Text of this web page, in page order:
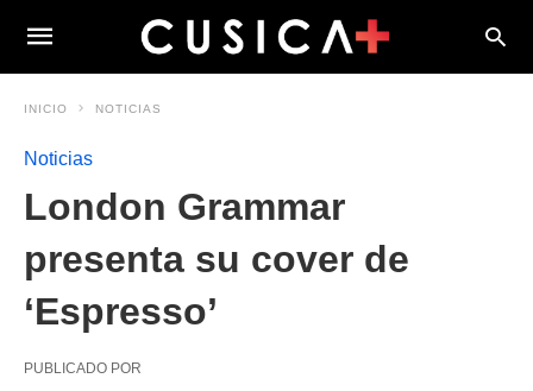
INICIO NOTICIAS
Noticias
London Grammar
presenta su cover de
‘Espresso’
PUBLICADO POR